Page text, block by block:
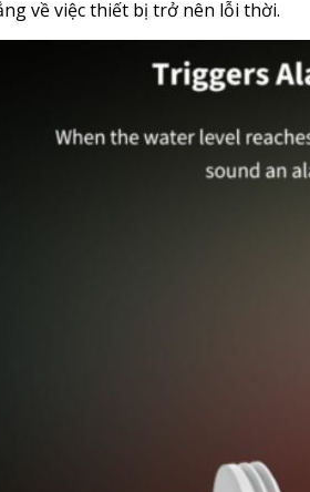
về việc thiết bị trở nên lỗi thời.